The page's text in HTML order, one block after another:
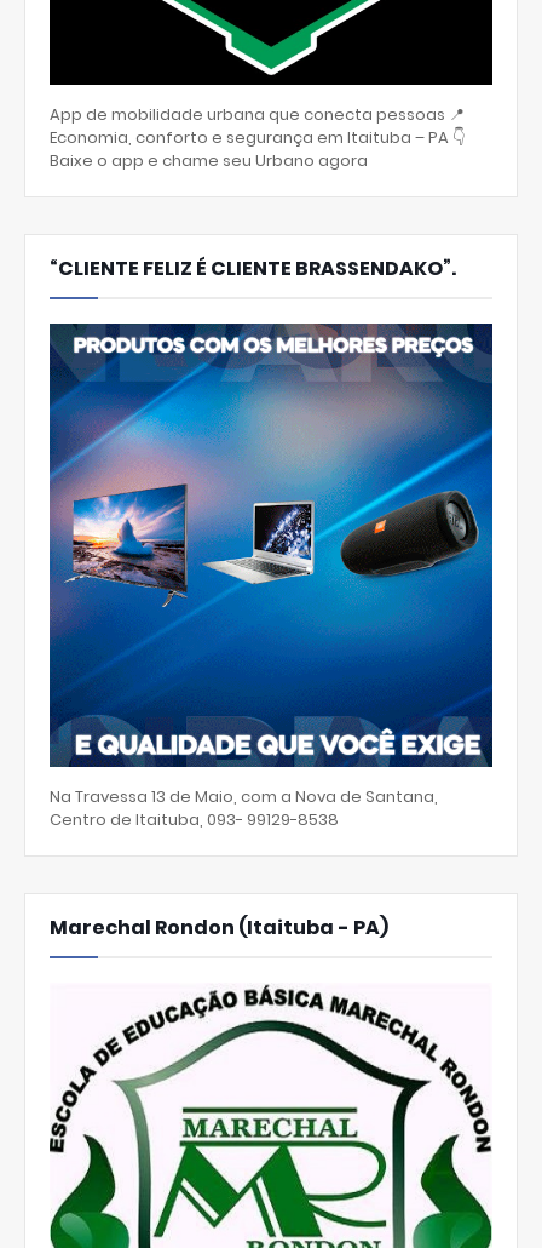
App de mobilidade urbana que conecta pessoas 📍
Economia, conforto e segurança em Itaituba – PA 👇
Baixe o app e chame seu Urbano agora
“CLIENTE FELIZ É CLIENTE BRASSENDAKO”.
Na Travessa 13 de Maio, com a Nova de Santana,
Centro de Itaituba, 093- 99129-8538
Marechal Rondon (Itaituba - PA)